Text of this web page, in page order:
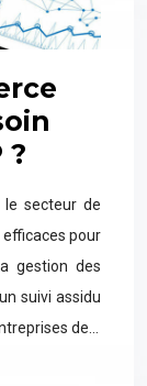
?
le secteur de
pour
gestion des
suivi assidu
de…